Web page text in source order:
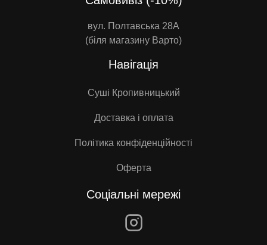
вул. Полтавська 28А
(біля магазину Варто)
Навігація
Суші Кропивницький
Доставка і оплата
Політика конфіденційності
Оферта
Соціальні мережі